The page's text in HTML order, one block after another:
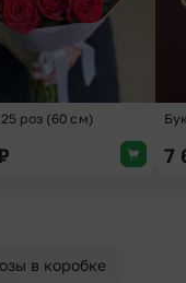
роз (60 см)
7
в коробке